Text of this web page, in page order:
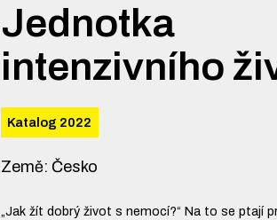
Jednotka
intenzivního
Katalog 2022
Země: Česko
„Jak žít dobrý život s nemocí?“ Na to se ptají